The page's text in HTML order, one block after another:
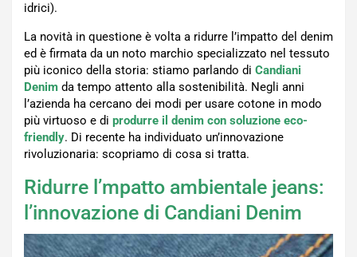
idrici).
La novità in questione è volta a ridurre l’impatto del denim
ed è firmata da un noto marchio specializzato nel tessuto
più iconico della storia: stiamo parlando di Candiani
Denim da tempo attento alla sostenibilità. Negli anni
l’azienda ha cercano dei modi per usare cotone in modo
più virtuoso e di produrre il denim con soluzione eco-
friendly. Di recente ha individuato un’innovazione
rivoluzionaria: scopriamo di cosa si tratta.
Ridurre l’mpatto ambientale jeans:
l’innovazione di Candiani Denim